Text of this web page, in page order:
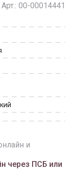
Арт.: 00-00014441
и
через ПСБ или